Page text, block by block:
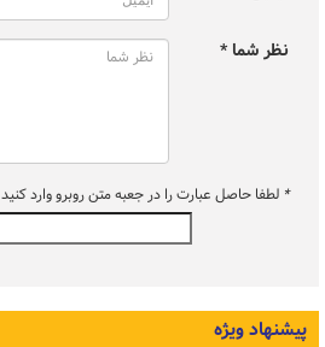
نظر شما *
* لطفا حاصل عبارت را در جعبه متن روبرو وارد کنید
پیشنهاد ویژه